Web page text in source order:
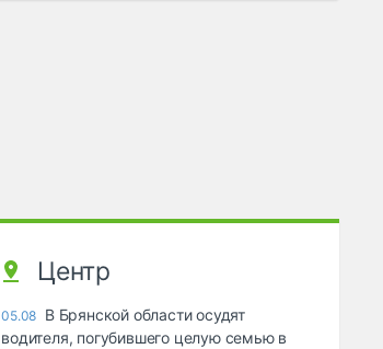
Центр
05.08 В Брянской области осудят
водителя, погубившего целую семью в